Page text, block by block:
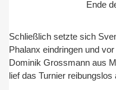
Ende
Schließlich setzte sich
Phalanx eindringen und
Dominik Grossmann aus
lief das Turnier